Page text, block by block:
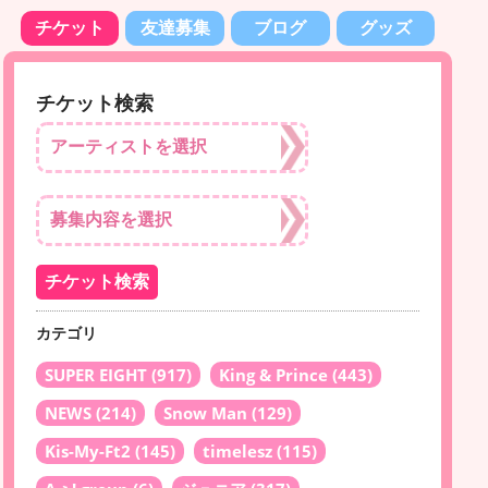
チケット 友達募集 ブログ グッズ
チケット検索
カテゴリ
SUPER EIGHT (917) King & Prince (443)
NEWS (214) Snow Man (129)
Kis-My-Ft2 (145) timelesz (115)